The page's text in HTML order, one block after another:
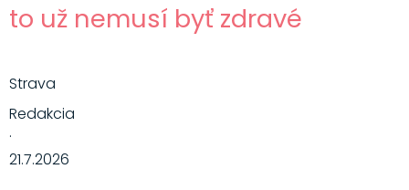
to už nemusí byť zdravé
Strava
Redakcia
·
21.7.2026